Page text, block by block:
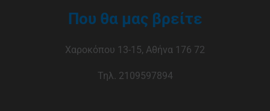
Που θα μας βρείτε
Χαροκόπου 13-15, Αθήνα 176 72
Τηλ. 2109597894